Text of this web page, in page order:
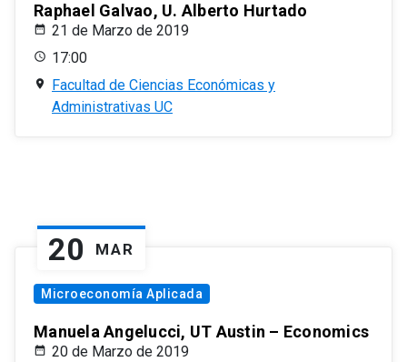
Raphael Galvao, U. Alberto Hurtado
21 de Marzo de 2019
17:00
Facultad de Ciencias Económicas y
Administrativas UC
20 MAR
Microeconomía Aplicada
Manuela Angelucci, UT Austin – Economics
20 de Marzo de 2019